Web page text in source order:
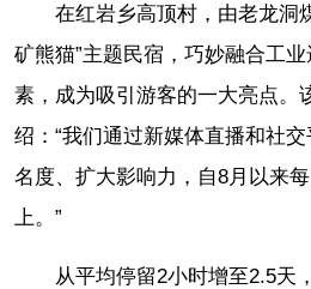
在红岩乡高顶村，由老龙洞
矿熊猫”主题民宿，巧妙融合工
素，成为吸引游客的一大亮点。
绍：“我们通过新媒体直播和社
名度、扩大影响力，自8月以来
上。”
从平均停留2小时增至2.5天